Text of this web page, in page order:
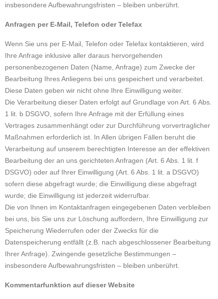
insbesondere Aufbewahrungsfristen – bleiben unberührt.
Anfragen per E-Mail, Telefon oder Telefax
Wenn Sie uns per E-Mail, Telefon oder Telefax kontaktieren, wird
Ihre Anfrage inklusive aller daraus hervorgehenden
personenbezogenen Daten (Name, Anfrage) zum Zwecke der
Bearbeitung Ihres Anliegens bei uns gespeichert und verarbeitet.
Diese Daten geben wir nicht ohne Ihre Einwilligung weiter.
Die Verarbeitung dieser Daten erfolgt auf Grundlage von Art. 6 Abs.
1 lit. b DSGVO, sofern Ihre Anfrage mit der Erfüllung eines
Vertrages zusammenhängt oder zur Durchführung vorvertraglicher
Maßnahmen erforderlich ist. In Allen übrigen Fällen beruht die
Verarbeitung auf unserem berechtigten Interesse an der effektiven
Bearbeitung der an uns gerichteten Anfragen (Art. 6 Abs. 1 lit. f
DSGVO) oder auf Ihrer Einwilligung (Art. 6 Abs. 1 lit. a DSGVO)
sofern diese abgefragt wurde; die Einwilligung diese abgefragt
wurde; die Einwilligung ist jederzeit widerrufbar.
Die von Ihnen im Kontaktanfragen eingegebenen Daten verbleiben
bei uns, bis Sie uns zur Löschung auffordern, Ihre Einwilligung zur
Speicherung Wiederrufen oder der Zwecks für die
Datenspeicherung entfällt (z.B. nach abgeschlossener Bearbeitung
Ihrer Anfrage). Zwingende gesetzliche Bestimmungen –
insbesondere Aufbewahrungsfristen – bleiben unberührt.
Kommentarfunktion auf dieser Website